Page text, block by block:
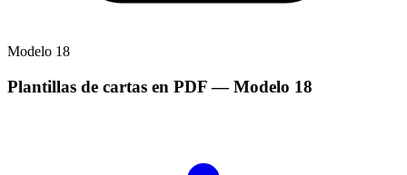
Modelo 18
Plantillas de cartas en PDF— Modelo 18